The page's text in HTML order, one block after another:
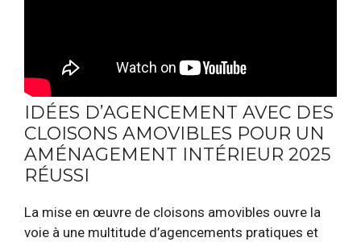
IDÉES D’AGENCEMENT AVEC DES
CLOISONS AMOVIBLES POUR UN
AMÉNAGEMENT INTÉRIEUR 2025
RÉUSSI
La mise en œuvre de cloisons amovibles ouvre la
voie à une multitude d’agencements pratiques et